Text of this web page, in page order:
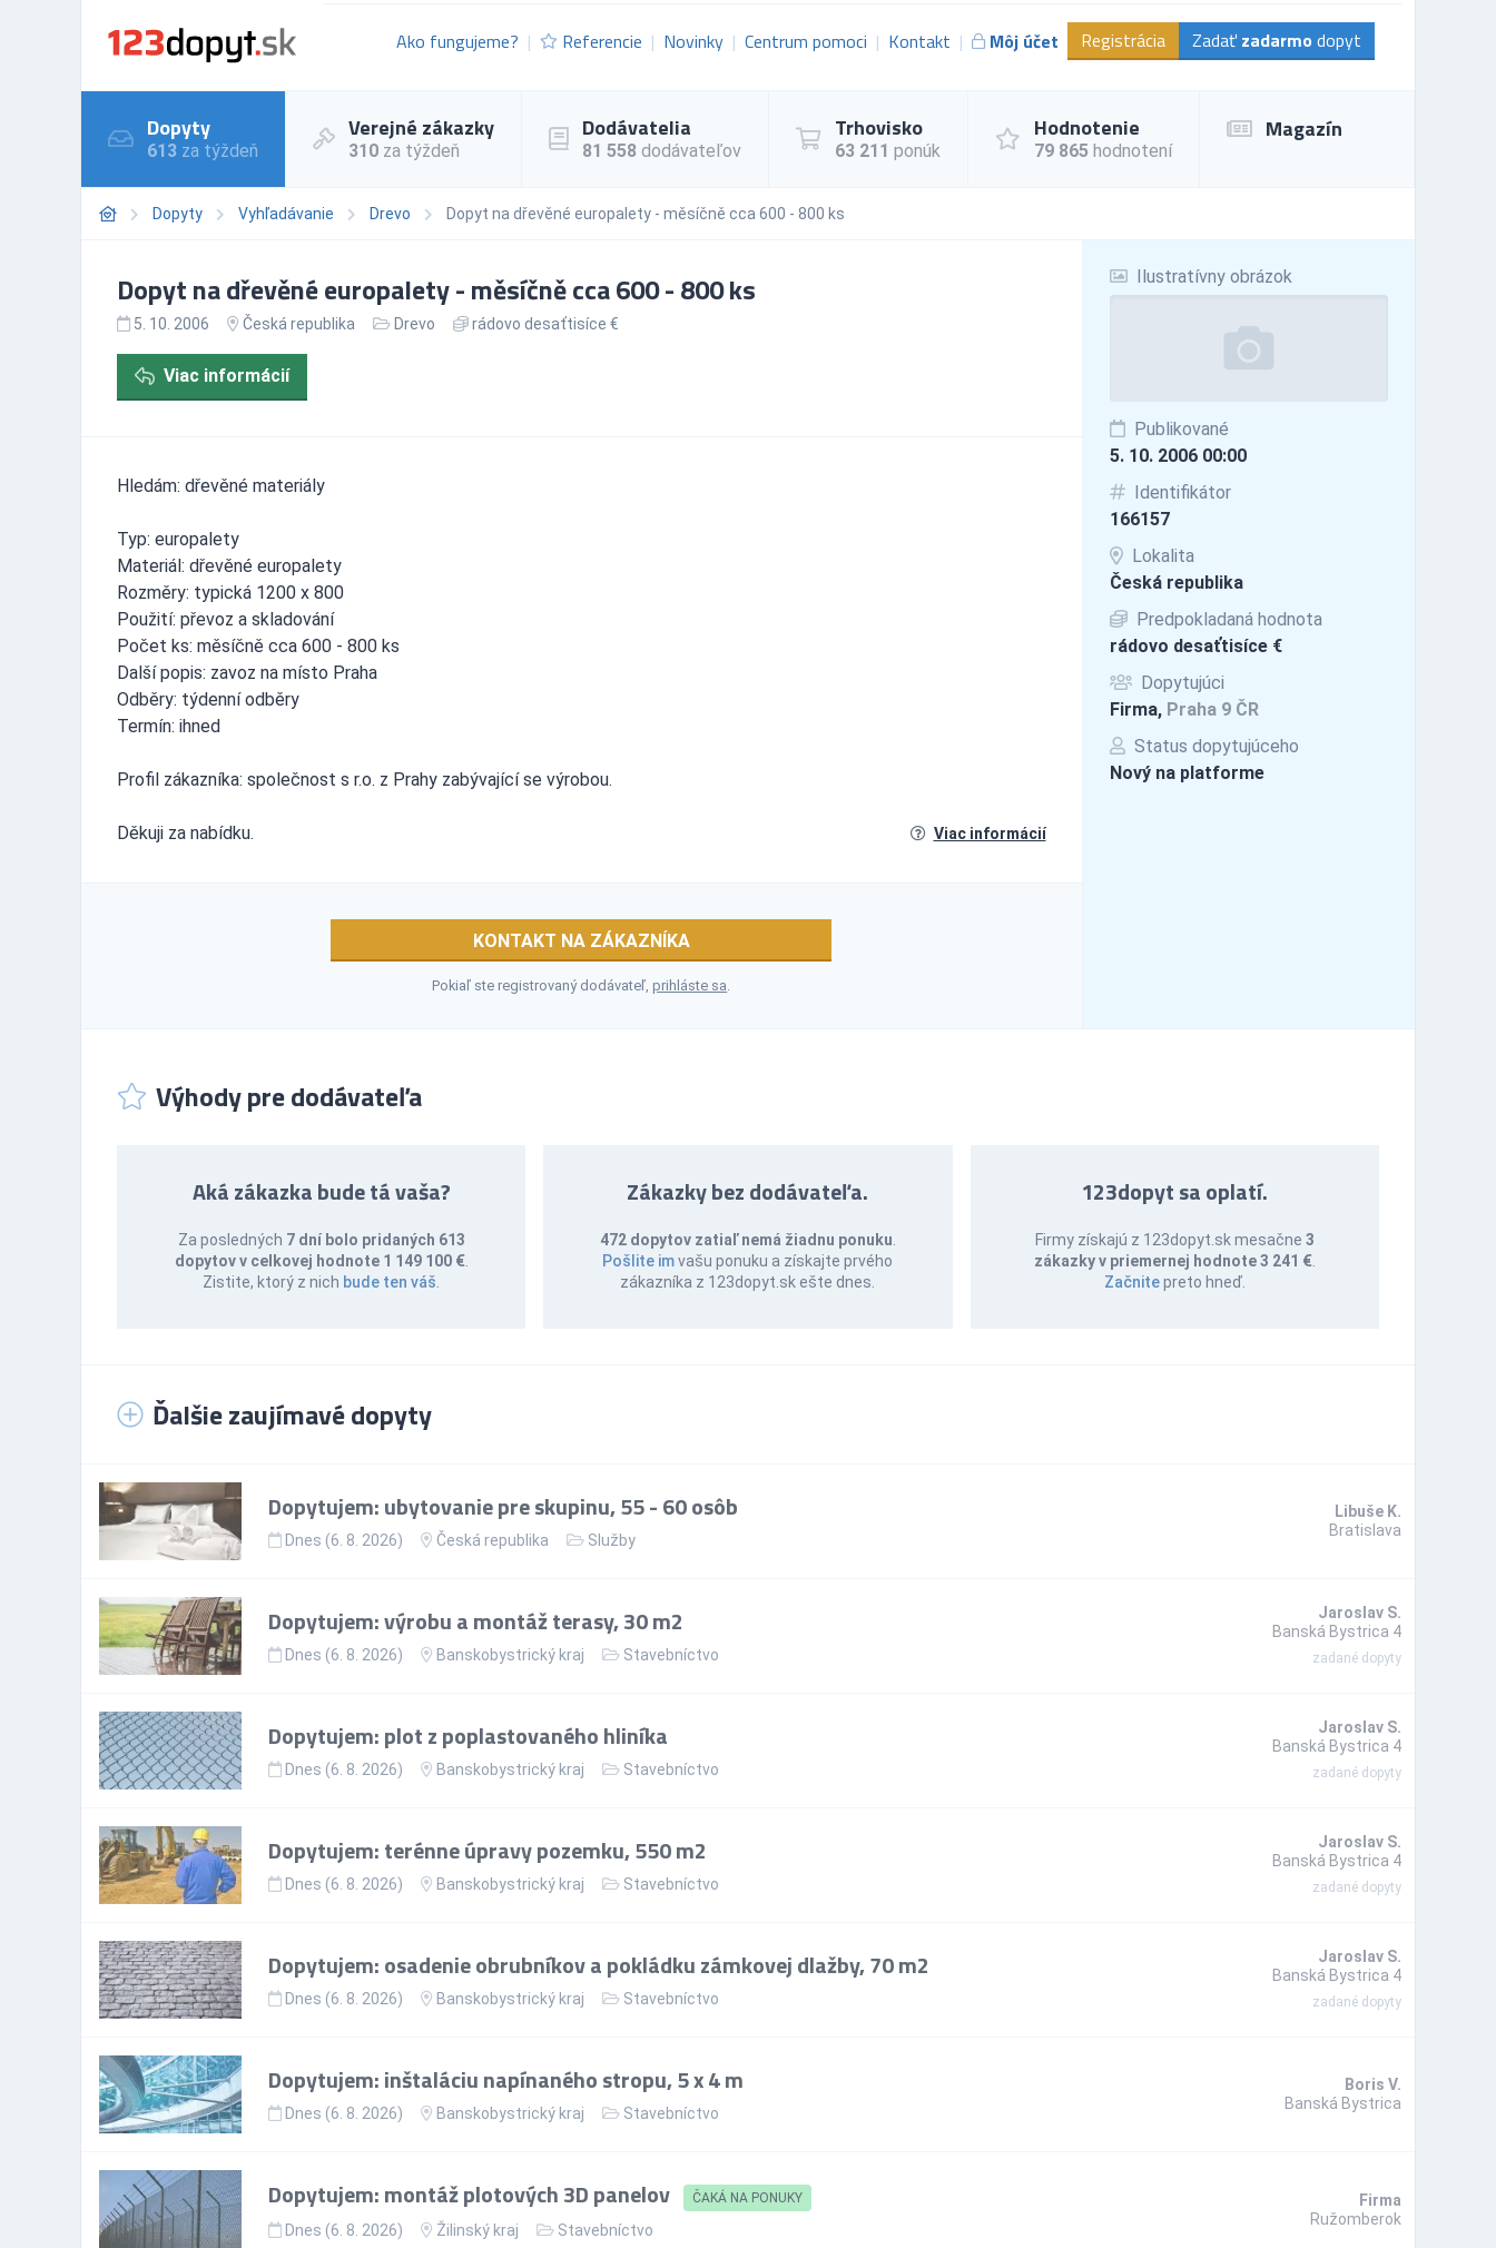
Ako fungujeme? Referencie Novinky Centrum pomoci Kontakt Môj účet Registrácia Zadať zadarmo dopyt
Dopyty
613 za týždeň
Verejné zákazky
310 za týždeň
Dodávatelia
81 558 dodávateľov
Trhovisko
63 211 ponúk
Hodnotenie
79 865 hodnotení
Magazín
Dopyty Vyhľadávanie Drevo Dopyt na dřevěné europalety - měsíčně cca 600 - 800 ks
Ilustratívny obrázok
Publikované
5. 10. 2006 00:00
Identifikátor
166157
Lokalita
Česká republika
Predpokladaná hodnota
rádovo desaťtisíce €
Dopytujúci
Firma, Praha 9 ČR
Status dopytujúceho
Nový na platforme
Dopyt na dřevěné europalety - měsíčně cca 600 - 800 ks
5. 10. 2006 Česká republika Drevo rádovo desaťtisíce €
Viac informácií
Hledám: dřevěné materiály
Typ: europalety
Materiál: dřevěné europalety
Rozměry: typická 1200 x 800
Použití: převoz a skladování
Počet ks: měsíčně cca 600 - 800 ks
Další popis: zavoz na místo Praha
Odběry: týdenní odběry
Termín: ihned
Profil zákazníka: společnost s r.o. z Prahy zabývající se výrobou.
Děkuji za nabídku. Viac informácií
KONTAKT NA ZÁKAZNÍKA
Pokiaľ ste registrovaný dodávateľ,prihláste sa
Výhody pre dodávateľa
Aká zákazka bude tá vaša?
Za posledných 7 dní bolo pridaných 613
dopytov v celkovej hodnote 1 149 100 €.
Zistite, ktorý z nich bude ten váš
Zákazky bez dodávateľa.
472 dopytov zatiaľ nemá žiadnu ponuku
Pošlite imvašu ponuku a získajte prvého
zákazníka z 123dopyt.sk ešte dnes.
123dopyt sa oplatí.
Firmy získajú z 123dopyt.sk mesačne 3
zákazky v priemernej hodnote 3 241 €.
Začnitepreto hneď.
Ďalšie zaujímavé dopyty
Dopytujem: ubytovanie pre skupinu, 55 - 60 osôb
Dnes (6. 8. 2026) Česká republika Služby
Libuše K.
Bratislava
Dopytujem: výrobu a montáž terasy, 30 m2
Dnes (6. 8. 2026) Banskobystrický kraj Stavebníctvo
Jaroslav S.
Banská Bystrica 4
zadané dopyty
Dopytujem: plot z poplastovaného hliníka
Dnes (6. 8. 2026) Banskobystrický kraj Stavebníctvo
Jaroslav S.
Banská Bystrica 4
zadané dopyty
Dopytujem: terénne úpravy pozemku, 550 m2
Dnes (6. 8. 2026) Banskobystrický kraj Stavebníctvo
Jaroslav S.
Banská Bystrica 4
zadané dopyty
Dopytujem: osadenie obrubníkov a pokládku zámkovej dlažby, 70 m2
Dnes (6. 8. 2026) Banskobystrický kraj Stavebníctvo
Jaroslav S.
Banská Bystrica 4
zadané dopyty
Dopytujem: inštaláciu napínaného stropu, 5 x 4 m
Dnes (6. 8. 2026) Banskobystrický kraj Stavebníctvo
Boris V.
Banská Bystrica
Dopytujem: montáž plotových 3D panelov ČAKÁ NA PONUKY
Dnes (6. 8. 2026) Žilinský kraj Stavebníctvo
Firma
Ružomberok